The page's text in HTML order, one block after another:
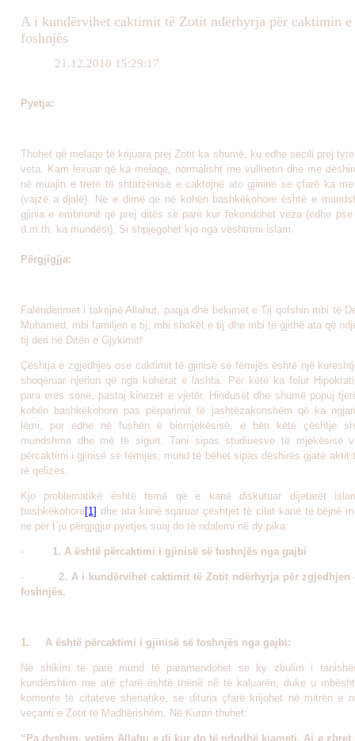
A i kundërvihet caktimit të Zotit ndërhyrja për caktimin e
foshnjës
21.12.2010 15:29:17
Pyetja:
Thuhet që melaqe të krijuara prej Zotit ka shumë, ku edhe secili prej
veta. Kam lexuar që ka melaqe, normalisht me vullnetin dhe me
në muajin e tretë të shtatzënisë e caktojnë ato gjininë se çfarë ka
(vajzë a djalë). Ne e dimë qe në kohën bashkëkohore është e
gjinia e embrionit që prej ditës së parë kur fekondohet veza (edhe
d.m.th. ka mundësi). Si shpjegohet kjo nga vështrimi islam.
Përgjigjja:
Falënderimet i takojnë Allahut, paqja dhe bekimet e Tij qofshin mbi të
Muhamed, mbi familjen e tij, mbi shokët e tij dhe mbi të gjithë ata që
tij deri në Ditën e Gjykimit!
Çështja e zgjedhjes ose caktimit të gjinisë së fëmijës është një
shoqëruar njeriun që nga kohërat e lashta. Për këtë ka folur
para erës sonë, pastaj kinezët e vjetër, Hindusët dhe shumë popuj
kohën bashkëkohore pas përparimit të jashtëzakonshëm që ka
lëmi, por edhe në fushën e biomjekësisë, e bën këtë çështje
mundshme dhe më të sigurt. Tani sipas studiuesve të mjekësisë
përcaktimi i gjinisë së fëmijës, mund të bëhet sipas dëshirës gjatë aktit
të qelizës.
Kjo problematikë është temë që e kanë diskutuar dijetarët
bashkëkohore[1] dhe ata kanë sqaruar çështjet të cilat kanë të bëjnë
ne për t`ju përgjigjur pyetjes suaj do të ndalemi në dy pika:
- 1. A është përcaktimi i gjinisë së foshnjës nga gajbi
- 2. A i kundërvihet caktimit të Zotit ndërhyrja për zgjedhjen
foshnjës.
1. A është përcaktimi i gjinisë së foshnjës nga gajbi:
Në shikim të parë mund të paramendohet se ky zbulim i
kundërshtim me atë çfarë është thënë në të kaluarën, duke u
komente të citateve sheriatike, se dituria çfarë krijohet në mitrën e
veçanti e Zotit të Madhërishëm. Në Kuran thuhet:
“ Pa dyshim, vetëm Allahu e di kur do të ndodhë kiameti. Ai e